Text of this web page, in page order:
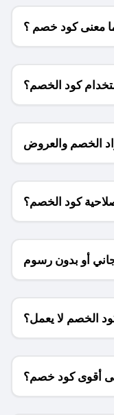
معنى كود خصم ؟
كود الخصم؟
الخصم والعروض
للمتاجر؟
كود الخصم؟
أو بدون رسوم
الشحن ؟
الخصم لا يعمل؟
أقوى كود خصم؟